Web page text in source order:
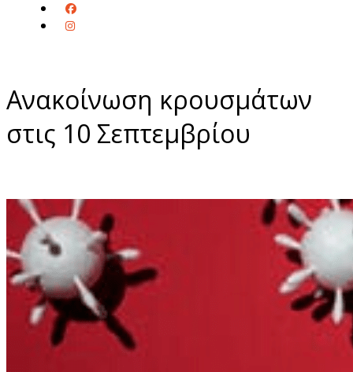
Ανακοίνωση κρουσμάτων
στις 10 Σεπτεμβρίου